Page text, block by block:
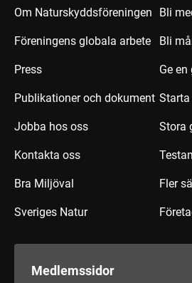
Om Naturskyddsföreningen
Föreningens globala arbete
Press
Publikationer och dokument
Jobba hos oss
Kontakta oss
Bra Miljöval
Sveriges Natur
Bli
Bli
Ge en
Stora
Fler
Medlemssidor